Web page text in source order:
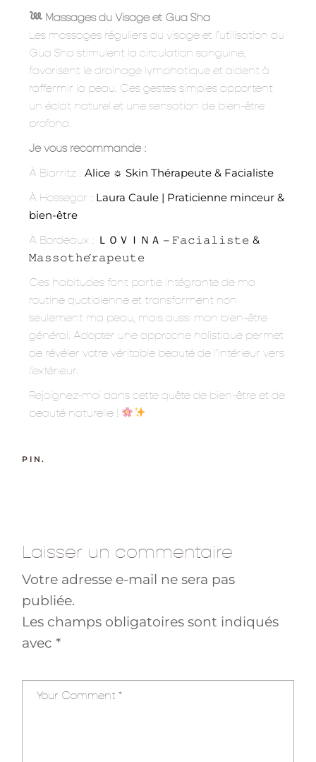
𓆙 Massages du Visage et Gua Sha
Les massages réguliers du visage et l’utilisation du
Gua Sha stimulent la circulation sanguine,
favorisent le drainage lymphatique et aident à
raffermir la peau. Ces gestes simples apportent
un éclat naturel et une sensation de bien-être
profond.
Je vous recommande :
À Biarritz :Alice ☼ Skin Thérapeute & Facialiste
À Hossegor : Laura Caule | Praticienne minceur &
bien-être
À Bordeaux : ＬＯＶＩＮＡ – 𝙵𝚊𝚌𝚒𝚊𝚕𝚒𝚜𝚝𝚎 &
𝙼𝚊𝚜𝚜𝚘𝚝𝚑𝚎́𝚛𝚊𝚙𝚎𝚞𝚝𝚎
Ces habitudes font partie intégrante de ma
routine quotidienne et transforment non
seulement ma peau, mais aussi mon bien-être
général. Adopter une approche holistique permet
de révéler votre véritable beauté de l’intérieur vers
l’extérieur.
Rejoignez-moi dans cette quête de bien-être et de
beauté naturelle !
PIN.
Laisser un commentaire
Votre adresse e-mail ne sera pas
publiée.
Les champs obligatoires sont indiqués
avec*